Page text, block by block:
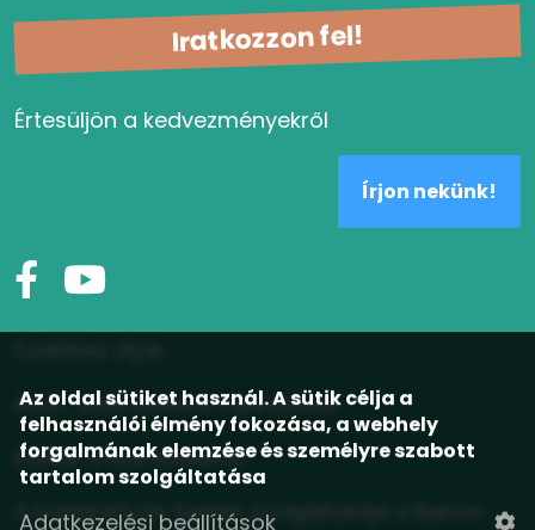
ÁSZF, adatvédelmi tájékoztató
Elállás a szerződéstől
A bankkártyás fizetés szolgáltatója a Barion
Iratkozzon fel!
Értesüljön a kedvezményekről
Írjon nekünk!
Az oldal sütiket használ. A sütik célja a
felhasználói élmény fokozása, a webhely
forgalmának elemzése és személyre szabott
tartalom szolgáltatása
Adatkezelési beállítások